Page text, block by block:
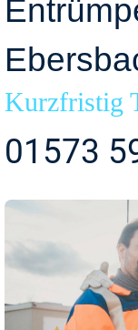
Kurzfristig
01573